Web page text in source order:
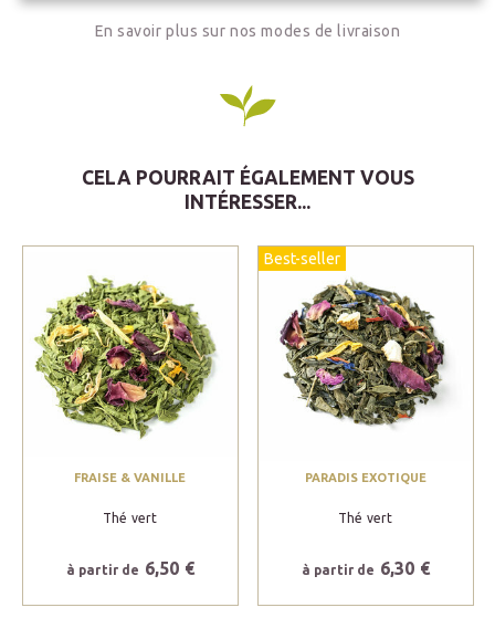
En savoir plus sur nos modes de livraison
CELA POURRAIT ÉGALEMENT VOUS
INTÉRESSER...
FRAISE & VANILLE
Thé vert
à partir de 6,50 €
Best-seller
PARADIS EXOTIQUE
Thé vert
à partir de 6,30 €